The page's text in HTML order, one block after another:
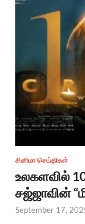
சினிமா செய்திகள்
உலகளவில்
சஜ்ஜாவின்
September 17,